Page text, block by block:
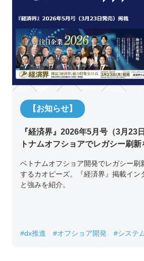
【お知らせ】
『経済界』2026年5月号（3月23
トナムオフショアでレガシー刷
ベトナムオフショア開発でレガシー刷
するカオピーズ。『経済界』掲載イン
と強みを紹介。
#dx推進 #オフショア開発 #システ